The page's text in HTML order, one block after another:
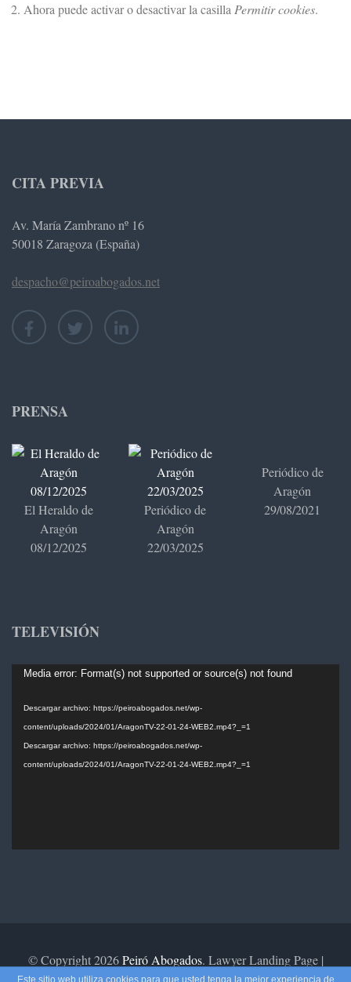
Ahora puede activar o desactivar la casillaPermitir cookies.
CITA PREVIA
Av. María Zambrano nº 16
50018 Zaragoza (España)
despacho@peiroabogados.net
PRENSA
El Heraldo de
Aragón
08/12/2025
Periódico de
Aragón
22/03/2025
Periódico de
Aragón
29/08/2021
TELEVISIÓN
Reproductor
vídeo
Media error: Format(s) not supported or source(s) not found
Descargar archivo: https://peiroabogados.net/wp-
content/uploads/2024/01/AragonTV-22-01-24-WEB2.mp4?_=1
Descargar archivo: https://peiroabogados.net/wp-
content/uploads/2024/01/AragonTV-22-01-24-WEB2.mp4?_=1
© Copyright 2026Peiró Abogados. Lawyer Landing Page |
Desarrollado porRara Theme. Funciona conWordPress.Aviso
Este sitio web utiliza cookies para que usted tenga la mejor experiencia de